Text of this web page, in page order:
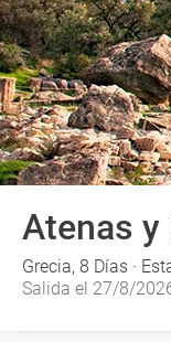
Atenas y
Grecia, 8 Días ·
Salida el 27/8/